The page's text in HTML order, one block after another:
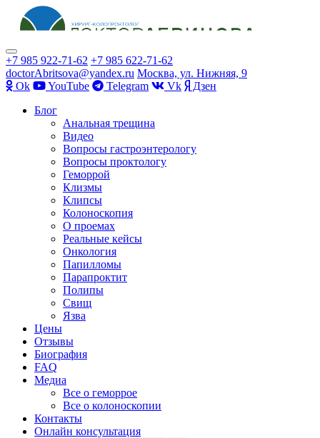
Показать/
Скрыть
навигацию
+7 985 922-71-62 +7 985 622-71-62
doctorAbritsova@yandex.ru Москва, ул. Нижняя, 9
Оk
YouTube Telegram Vk
Дзен
Перейти
содержимому
Блог
Анальная трещина
Видео
Вопросы гастроэнтерологу
Вопросы проктологу
Геморрой
Клизмы
Клипсы
Колоноскопия
О проемах
Реальные кейсы
Онкология
Папилломы
Парапроктит
Полипы
Свищ
Язва
Цены
Отзывы
Биография
FAQ
Медиа
Все о геморрое
Все о колоноскопии
Контакты
Онлайн консультация